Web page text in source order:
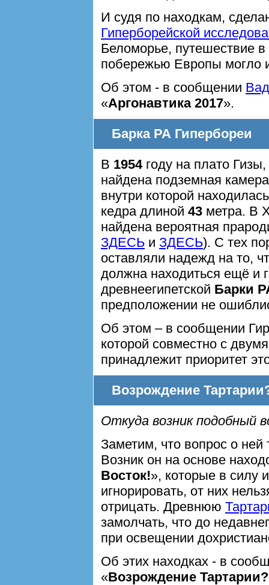
И судя по находкам,
Гиперборейской
Беломорье, путешествие
побережью Европы могло
Об этом - в сообщении
«Аргонавтика 2017».
Барка РА Гипербореи
В 1954 году на плато
найдена подземная
внутри которой
кедра длиной 43 метра. В
найдена вероятная
ЗДЕСЬ и ЗДЕСЬ). С тех
оставляли надежд на то,
должна находиться ещё и
древнеегипетской Барки
предположении не
Об этом – в сообщении
которой совместно с
принадлежит приоритет
Возрождение
Откуда возник подобный
Заметим, что вопрос о ней
Возник он на основе
Восток!», которые в силу
игнорировать, от них
отрицать. Древнюю
замолчать, что до
при освещении
Об этих находках - в
«Возрождение Тартарии?